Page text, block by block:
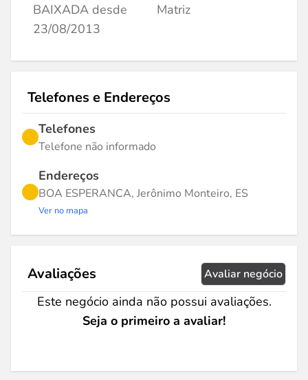
BAIXADA desde
23/08/2013
Matriz
Telefones e Endereços
Telefones
Telefone não informado
Endereços
BOA ESPERANCA, Jerônimo Monteiro, ES
Ver no mapa
Avaliações Avaliar negócio
Este negócio ainda não possui avaliações.
Seja o primeiro a avaliar!